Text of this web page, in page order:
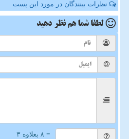
نظرات بینندگان در مورد این پست
لطفا شما هم نظر دهید
= ۸ بعلاوه ۳